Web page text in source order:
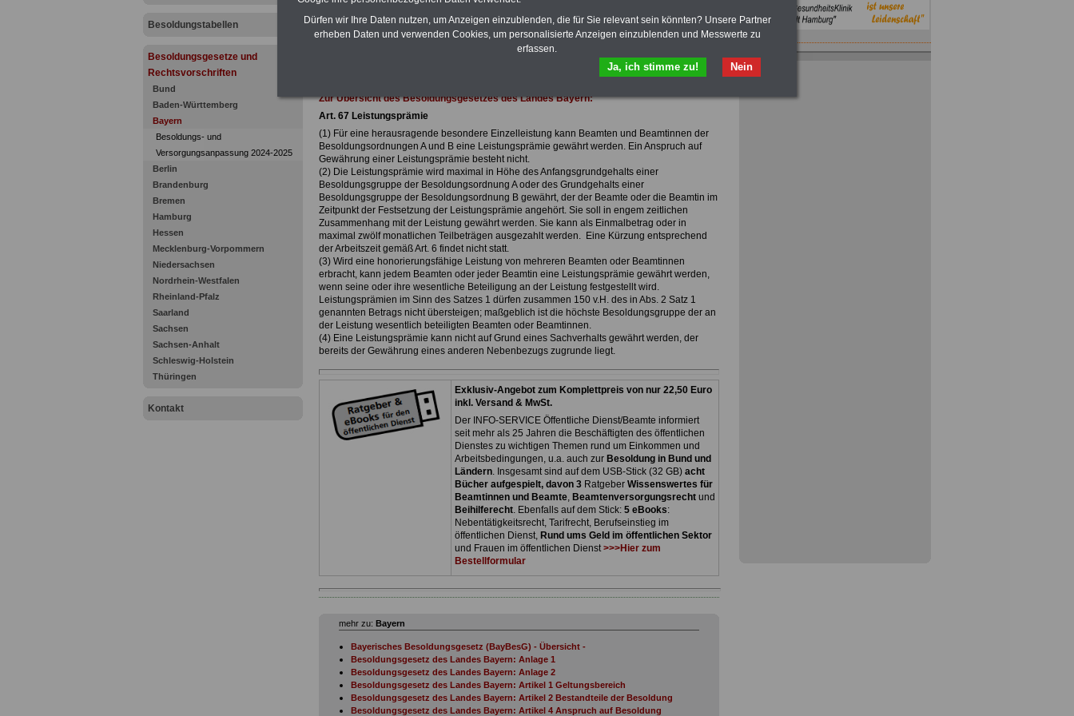
Besoldungstabellen
Besoldungsgesetze und
Rechtsvorschriften
Bund
Baden-Württemberg
Bayern
Besoldungs- und
Versorgungsanpassung 2024-2025
Berlin
Brandenburg
Bremen
Hamburg
Hessen
Mecklenburg-Vorpommern
Niedersachsen
Nordrhein-Westfalen
Rheinland-Pfalz
Saarland
Sachsen
Sachsen-Anhalt
Schleswig-Holstein
Thüringen
Kontakt
öffentlichen Dienst ist enthalten. Der
OnlineService bietet 10 Bücher und
eBooks zum herunterladen, lesen
und ausdrucken
Zur Übersicht des Besoldungsgesetzes des Landes Bayern:
Art. 67 Leistungsprämie
(1) Für eine herausragende besondere Einzelleistung kann Beamten und Beamtinnen der
Besoldungsordnungen A und B eine Leistungsprämie gewährt werden. Ein Anspruch auf
Gewährung einer Leistungsprämie besteht nicht.
(2) Die Leistungsprämie wird maximal in Höhe des Anfangsgrundgehalts einer
Besoldungsgruppe der Besoldungsordnung A oder des Grundgehalts einer
Besoldungsgruppe der Besoldungsordnung B gewährt, der der Beamte oder die Beamtin im
Zeitpunkt der Festsetzung der Leistungsprämie angehört. Sie soll in engem zeitlichen
Zusammenhang mit der Leistung gewährt werden. Sie kann als Einmalbetrag oder in
maximal zwölf monatlichen Teilbeträgen ausgezahlt werden. Eine Kürzung entsprechend
der Arbeitszeit gemäß Art. 6 findet nicht statt.
(3) Wird eine honorierungsfähige Leistung von mehreren Beamten oder Beamtinnen
erbracht, kann jedem Beamten oder jeder Beamtin eine Leistungsprämie gewährt werden,
wenn seine oder ihre wesentliche Beteiligung an der Leistung festgestellt wird.
Leistungsprämien im Sinn des Satzes 1 dürfen zusammen 150 v.H. des in Abs. 2 Satz 1
genannten Betrags nicht übersteigen; maßgeblich ist die höchste Besoldungsgruppe der an
der Leistung wesentlich beteiligten Beamten oder Beamtinnen.
(4) Eine Leistungsprämie kann nicht auf Grund eines Sachverhalts gewährt werden, der
bereits der Gewährung eines anderen Nebenbezugs zugrunde liegt.
Exklusiv-Angebot zum Komplettpreis von nur 22,50 Euro
inkl. Versand & MwSt.
Der INFO-SERVICE Öffentliche Dienst/Beamte informiert
seit mehr als 25 Jahren die Beschäftigten des öffentlichen
Dienstes zu wichtigen Themen rund um Einkommen und
Arbeitsbedingungen, u.a. auch zur Besoldung in Bund und
Ländern. Insgesamt sind auf dem USB-Stick (32 GB) acht
Bücher aufgespielt, davon 3 Ratgeber Wissenswertes für
Beamtinnen und Beamte, Beamtenversorgungsrechtund
Beihilferecht. Ebenfalls auf dem Stick: 5 eBooks:
Nebentätigkeitsrecht, Tarifrecht, Berufseinstieg im
öffentlichen Dienst, Rund ums Geld im öffentlichen Sektor
und Frauen im öffentlichen Dienst>>>Hier zum
Bestellformular
mehr zu: Bayern
Bayerisches Besoldungsgesetz (BayBesG) - Übersicht -
Besoldungsgesetz des Landes Bayern: Anlage 1
Besoldungsgesetz des Landes Bayern: Anlage 2
Besoldungsgesetz des Landes Bayern: Artikel 1 Geltungsbereich
Besoldungsgesetz des Landes Bayern: Artikel 2 Bestandteile der Besoldung
Besoldungsgesetz des Landes Bayern: Artikel 4 Anspruch auf Besoldung
Dürfen wir Ihre Daten nutzen, um Anzeigen einzublenden, die für Sie relevant sein könnten? Unsere Partner
erheben Daten und verwenden Cookies, um personalisierte Anzeigen einzublenden und Messwerte zu
erfassen.
Nein
Ja, ich stimme zu!